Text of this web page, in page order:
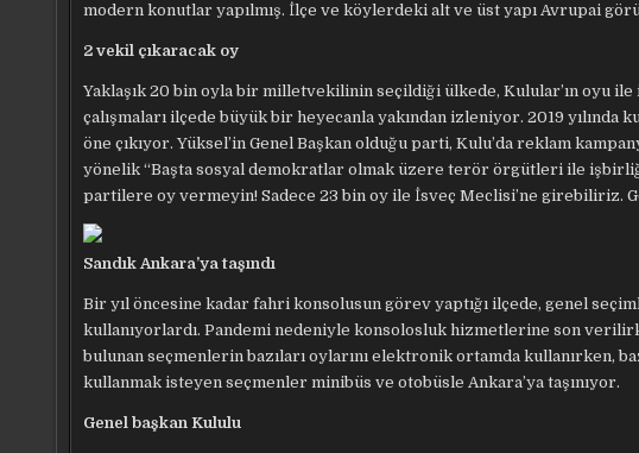
modern konutlar yapılmış. İlçe ve köylerdeki alt ve üst yapı Avrupai
2 vekil çıkaracak oy
Yaklaşık 20 bin oyla bir milletvekilinin seçildiği ülkede, Kulular’ın oyu
çalışmaları ilçede büyük bir heyecanla yakından izleniyor. 2019
öne çıkıyor. Yüksel’in Genel Başkan olduğu parti, Kulu’da reklam
yönelik “Başta sosyal demokratlar olmak üzere terör örgütleri ile
partilere oy vermeyin! Sadece 23 bin oy ile İsveç Meclisi’ne girebiliriz.
Sandık Ankara’ya taşındı
Bir yıl öncesine kadar fahri konsolusun görev yaptığı ilçede, genel
kullanıyorlardı. Pandemi nedeniyle konsolosluk hizmetlerine son
bulunan seçmenlerin bazıları oylarını elektronik ortamda kullanırken,
kullanmak isteyen seçmenler minibüs ve otobüsle Ankara’ya taşınıyor.
Genel başkan Kululu